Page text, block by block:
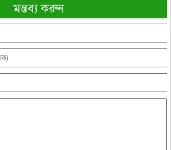
মন্তব্য করুন